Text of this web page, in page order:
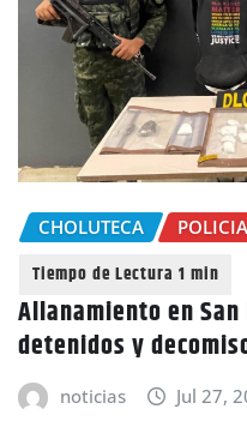
CHOLUTECA
Allanamiento en
detenidos y
noticias Jul 27,